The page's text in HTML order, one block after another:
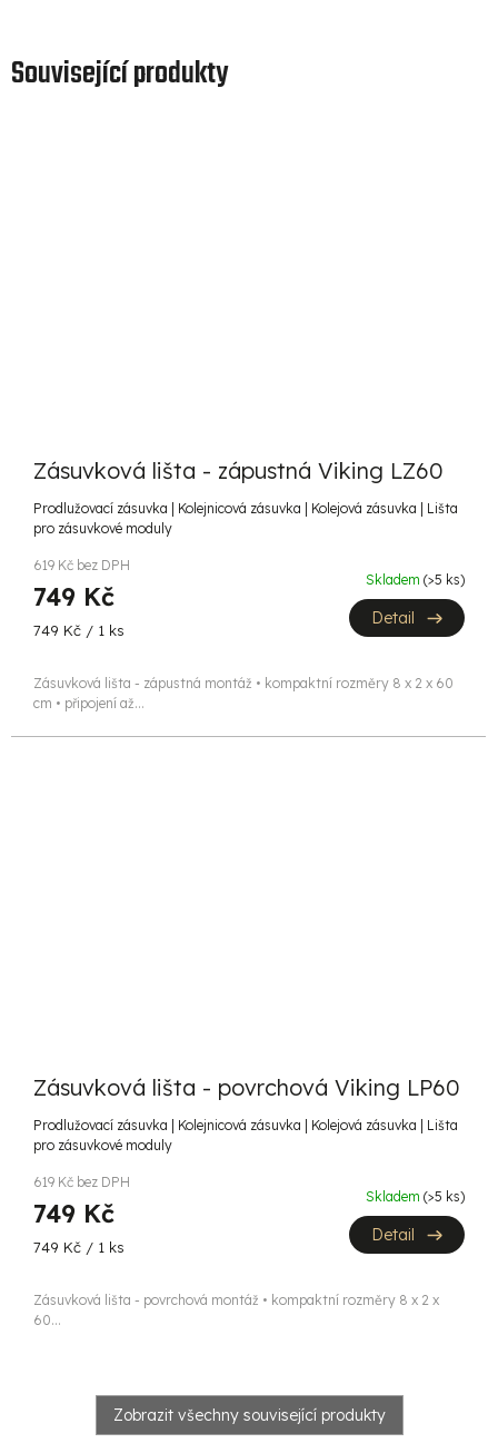
Související produkty
Zásuvková lišta - zápustná Viking LZ60
Prodlužovací zásuvka | Kolejnicová zásuvka | Kolejová zásuvka | Lišta
pro zásuvkové moduly
619 Kč bez DPH
749 Kč
Měrná
749 Kč / 1 ks
Skladem (>5 ks)
Detail
Zásuvková lišta - zápustná montáž • kompaktní rozměry 8 x 2 x 60
cm • připojení až...
Zásuvková lišta - povrchová Viking LP60
Prodlužovací zásuvka | Kolejnicová zásuvka | Kolejová zásuvka | Lišta
pro zásuvkové moduly
619 Kč bez DPH
749 Kč
Měrná
749 Kč / 1 ks
Skladem (>5 ks)
Detail
Zásuvková lišta - povrchová montáž • kompaktní rozměry 8 x 2 x
60...
Zobrazit všechny související produkty